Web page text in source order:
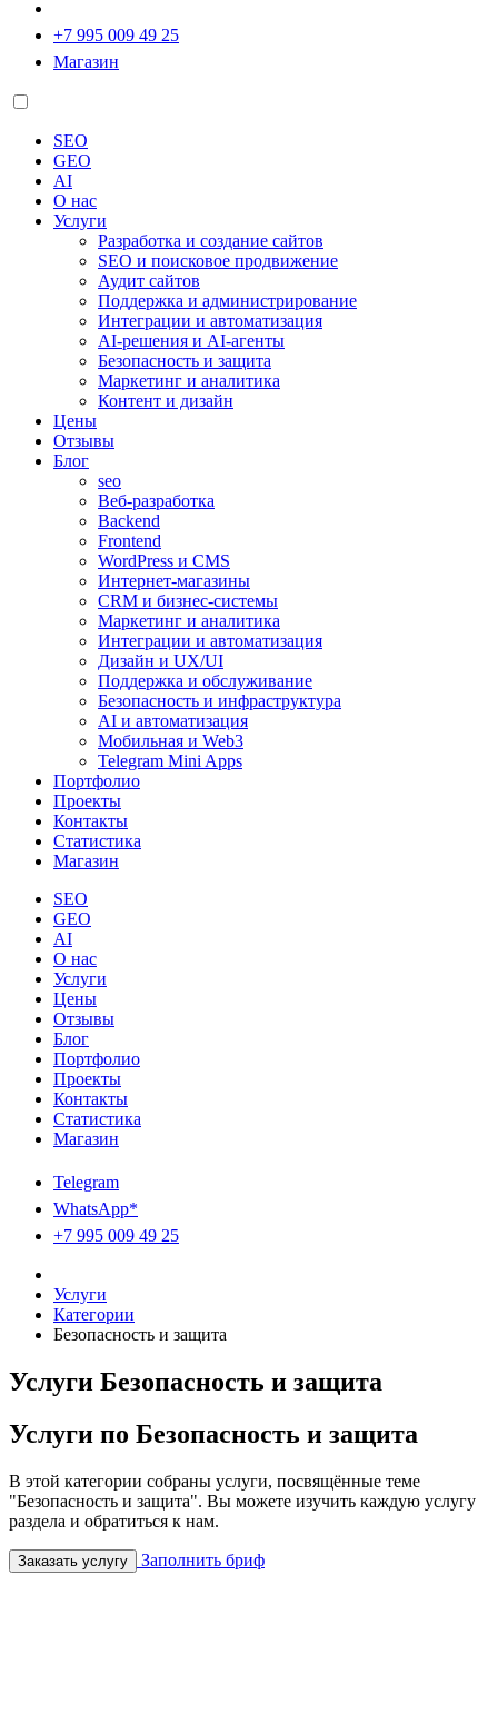
+7 995 009 49 25
Магазин
SEO
GEO
AI
О нас
Услуги
Разработка и создание сайтов
SEO и поисковое продвижение
Аудит сайтов
Поддержка и администрирование
Интеграции и автоматизация
AI-решения и AI-агенты
Безопасность и защита
Маркетинг и аналитика
Контент и дизайн
Цены
Отзывы
Блог
seo
Веб-разработка
Backend
Frontend
WordPress и CMS
Интернет-магазины
CRM и бизнес-системы
Маркетинг и аналитика
Интеграции и автоматизация
Дизайн и UX/UI
Поддержка и обслуживание
Безопасность и инфраструктура
AI и автоматизация
Мобильная и Web3
Telegram Mini Apps
Портфолио
Проекты
Контакты
Статистика
Магазин
SEO
GEO
AI
О нас
Услуги
Цены
Отзывы
Блог
Портфолио
Проекты
Контакты
Статистика
Магазин
Telegram
WhatsApp*
+7 995 009 49 25
Услуги
Категории
Безопасность и защита
Услуги Безопасность и защита
Услуги по Безопасность и защита
В этой категории собраны услуги, посвящённые теме
"Безопасность и защита". Вы можете изучить каждую услугу
раздела и обратиться к нам.
Заказать услугу Заполнить бриф